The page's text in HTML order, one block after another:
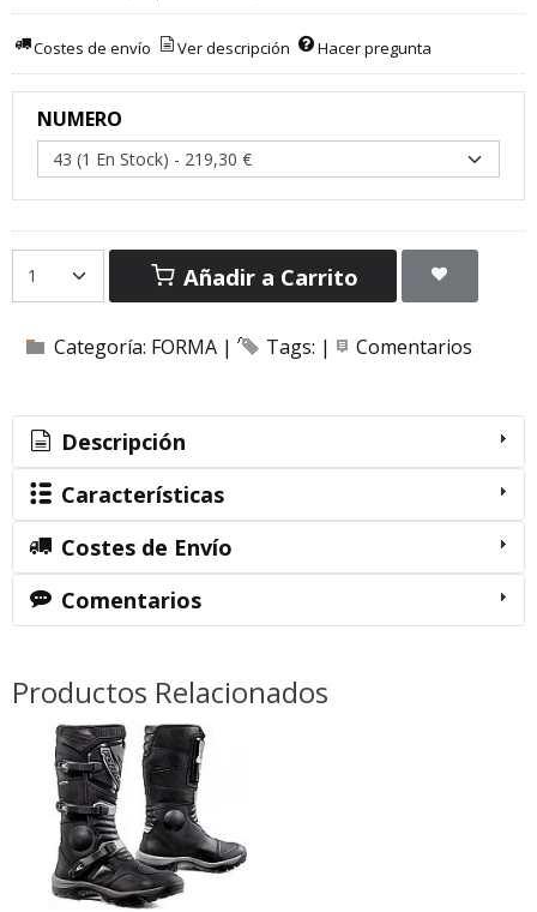
Costes de envío Ver descripción Hacer pregunta
NUMERO
Añadir a Carrito
Categoría: FORMA | Tags: | Comentarios
Descripción
Características
Costes de Envío
Comentarios
Productos Relacionados